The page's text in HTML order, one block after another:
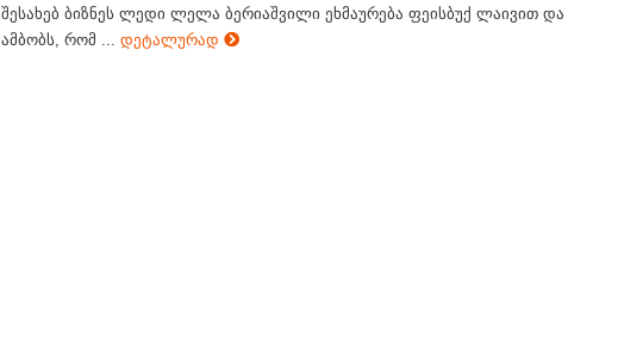
შესახებ ბიზნეს ლედი ლელა ბერიაშვილი ეხმაურება ფეისბუქ ლაივით და
ამბობს, რომ ...
დეტალურად